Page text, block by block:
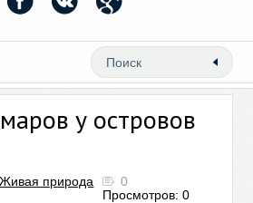
у островов
Живая природа
0
Просмотров: 0